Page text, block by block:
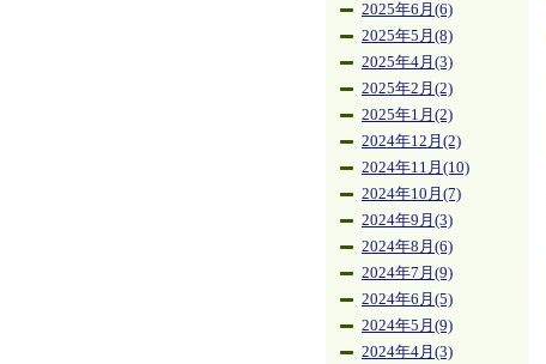
2025年6月(6)
2025年5月(8)
2025年4月(3)
2025年2月(2)
2025年1月(2)
2024年12月(2)
2024年11月(10)
2024年10月(7)
2024年9月(3)
2024年8月(6)
2024年7月(9)
2024年6月(5)
2024年5月(9)
2024年4月(3)